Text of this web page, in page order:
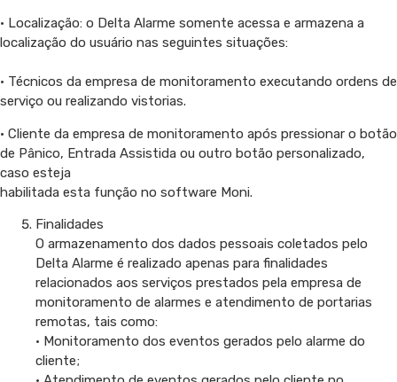
• Localização: o Delta Alarme somente acessa e armazena a
localização do usuário nas seguintes situações:
• Técnicos da empresa de monitoramento executando ordens de
serviço ou realizando vistorias.
• Cliente da empresa de monitoramento após pressionar o botão
de Pânico, Entrada Assistida ou outro botão personalizado,
caso esteja
habilitada esta função no software Moni.
Finalidades
O armazenamento dos dados pessoais coletados pelo
Delta Alarme é realizado apenas para finalidades
relacionados aos serviços prestados pela empresa de
monitoramento de alarmes e atendimento de portarias
remotas, tais como:
• Monitoramento dos eventos gerados pelo alarme do
cliente;